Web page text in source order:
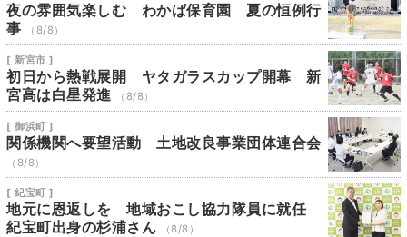
夜の雰囲気楽しむ わかば保育園 夏の恒例行
事
（8/8）
[ 新宮市 ]
初日から熱戦展開 ヤタガラスカップ開幕 新
宮高は白星発進
（8/8）
[ 御浜町 ]
関係機関へ要望活動 土地改良事業団体連合会
（8/8）
[ 紀宝町 ]
地元に恩返しを 地域おこし協力隊員に就任
紀宝町出身の杉浦さん
（8/8）